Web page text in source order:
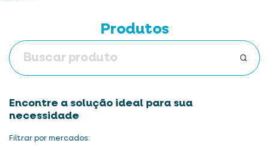
Produtos
Encontre a solução ideal para sua
necessidade
Filtrar por mercados: